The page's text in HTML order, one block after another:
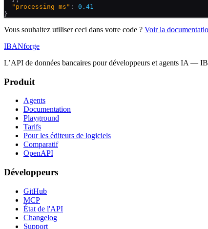
"processing_ms" :
0.41
}
Vous souhaitez utiliser ceci dans votre code ? Voir la
IBANforge
L’API de données bancaires pour développeurs et agents IA —
Produit
Agents
Documentation
Playground
Tarifs
Pour les éditeurs de logiciels
Comparatif
OpenAPI
Développeurs
GitHub
MCP
État de l'API
Changelog
Support